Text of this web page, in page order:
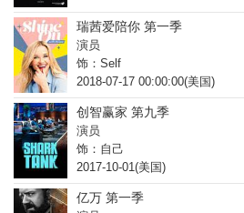
瑞茜爱陪你 第一季
演员
饰：Self
2018-07-17 00:00:00(美国)
创智赢家 第九季
演员
饰：自己
2017-10-01(美国)
亿万 第一季